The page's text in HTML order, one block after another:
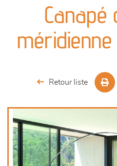
meubles de complément
décoration
Canapé
Retour liste